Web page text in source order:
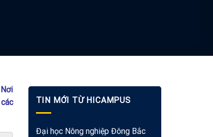
TIN MỚI TỪ HICAMPUS
Đại học Nông nghiệp Đông Bắc